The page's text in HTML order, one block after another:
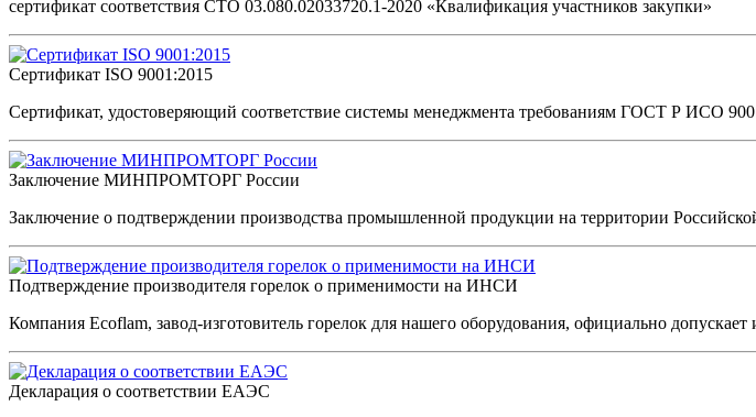
сертификат соответствия СТО 03.080.02033720.1-2020 «Квалификация участников закупки»
Сертификат ISO 9001:2015
Сертификат, удостоверяющий соответствие системы менеджмента требованиям ГОСТ Р ИСО
Заключение МИНПРОМТОРГ России
Заключение о подтверждении производства промышленной продукции на территории
Подтверждение производителя горелок о применимости на ИНСИ
Компания Ecoflam, завод-изготовитель горелок для нашего оборудования, официально
Декларация о соответствии ЕАЭС